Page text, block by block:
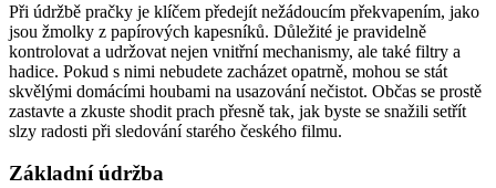
Při údržbě pračky je klíčem ⁢předejít nežádoucím ⁣překvapením, jako⁣
jsou žmolky z papírových ⁤kapesníků. Důležité je⁢ pravidelně⁢
kontrolovat a⁤ udržovat ⁣nejen‌ vnitřní mechanismy, ⁢ale také filtry a ​
hadice. Pokud s nimi nebudete⁤ zacházet ​opatrně, mohou se stát
skvělými domácími houbami na usazování‌ nečistot. Občas se ⁤prostě
zastavte ​a zkuste shodit prach přesně⁤ tak, jak byste⁢ se ⁤snažili setřít‌
slzy radosti při sledování starého českého filmu.
Základní ⁢údržba